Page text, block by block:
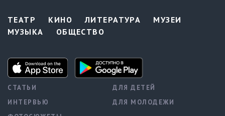
ТЕАТР КИНО ЛИТЕРАТУРА
МУЗЕИ
МУЗЫКА
ОБЩЕСТВО
СТАТЬИ
ИНТЕРВЬЮ
ДЛЯ ДЕТЕЙ
ДЛЯ МОЛОДЕЖИ